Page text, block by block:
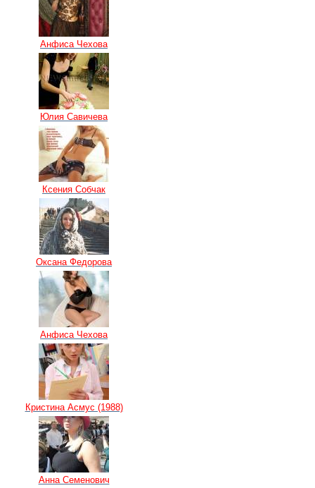
Анфиса Чехова
Юлия Савичева
Ксения Собчак
Оксана Федорова
Анфиса Чехова
Кристина Асмус (1988)
Анна Семенович